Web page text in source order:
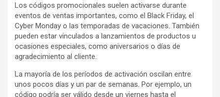
Los códigos promocionales suelen activarse durante
eventos de ventas importantes, como el Black Friday, el
Cyber Monday o las temporadas de vacaciones. También
pueden estar vinculados a lanzamientos de productos u
ocasiones especiales, como aniversarios o días de
agradecimiento al cliente.
La mayoría de los períodos de activación oscilan entre
unos pocos días y un par de semanas. Por ejemplo, un
código podría ser válido desde un viernes hasta el